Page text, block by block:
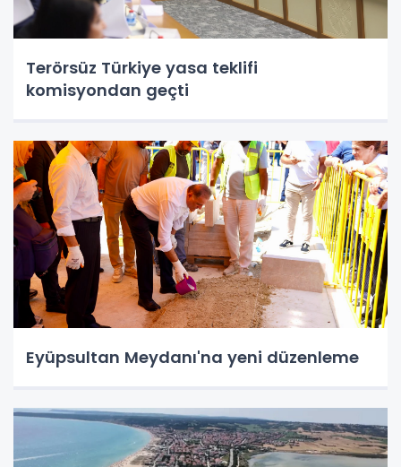
Terörsüz Türkiye yasa teklifi
komisyondan geçti
Eyüpsultan Meydanı'na yeni düzenleme